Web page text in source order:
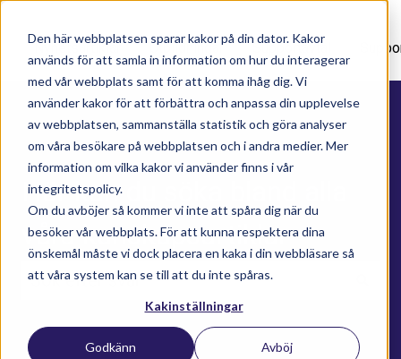
Den här webbplatsen sparar kakor på din dator. Kakor
används för att samla in information om hur du interagerar
med vår webbplats samt för att komma ihåg dig. Vi
använder kakor för att förbättra och anpassa din upplevelse
av webbplatsen, sammanställa statistik och göra analyser
om våra besökare på webbplatsen och i andra medier. Mer
information om vilka kakor vi använder finns i vår
integritetspolicy.
Om du avböjer så kommer vi inte att spåra dig när du
besöker vår webbplats. För att kunna respektera dina
önskemål måste vi dock placera en kaka i din webbläsare så
att våra system kan se till att du inte spåras.
Kakinställningar
Godkänn Avböj
Nyhetsartiklar Utbildningar Supportavtal
Här kan du söka bland alla
våra kunskapsartiklar
Det finns inga förslag eftersom sökfältet är